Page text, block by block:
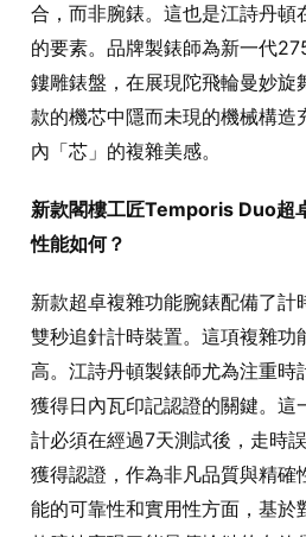
合，而非腕錶。這也是江詩丹頓
的要素。品牌製錶師為新一代
鏤雕錶盤，在展現陀飛輪曼妙
款的機芯中隱而未現的機械構造
內「芯」的複雜美感。
新款閣樓工匠Temporis Duo超
性能如何？
新款超卓複雜功能腕錶配備了計
雙秒追針計時裝置。這項複雜功
高。江詩丹頓製錶師尤為注重時
獲得日內瓦印記認證的關鍵。這
計必須在經過7天測試後，走時
獲得認證，作為非凡品質與精確
能的可靠性和實用性方面，基於